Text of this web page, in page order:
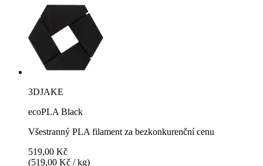
3DJAKE
ecoPLA Black
Všestranný PLA filament za bezkonkurenční cenu
519,00 Kč
(519,00 Kč / kg)